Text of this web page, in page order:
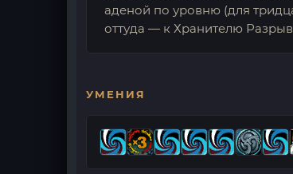
аденой по уровню (для
оттуда — к Хранителю
УМЕНИЯ